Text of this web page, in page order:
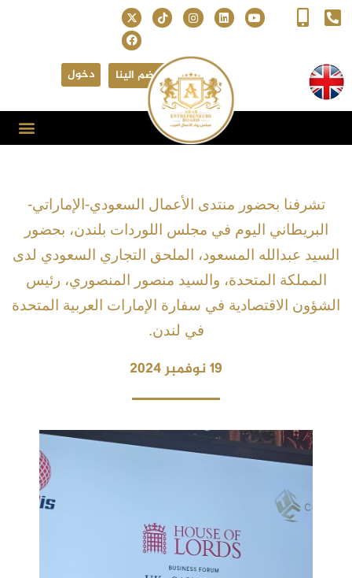
انضم الينا دخول
تشرفنا بحضور منتدى الأعمال السعودي-الإماراتي-
البريطاني اليوم في مجلس اللوردات بلندن، بحضور
السيد عبدالله المسعود، الملحق التجاري السعودي لدى
المملكة المتحدة، والسيد منصور المنصوري، رئيس
الشؤون الاقتصادية في سفارة الإمارات العربية المتحدة
في لندن.
19 نوفمبر 2024